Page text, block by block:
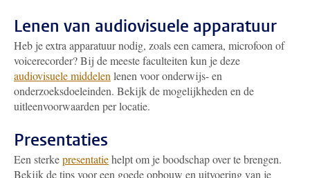
Lenen van audiovisuele apparatuur
Heb je extra apparatuur nodig, zoals een camera, microfoon of
voicerecorder? Bij de meeste faculteiten kun je deze
audiovisuele middelen lenen voor onderwijs- en
onderzoeksdoeleinden. Bekijk de mogelijkheden en de
uitleenvoorwaarden per locatie.
Presentaties
Een sterkepresentatiehelpt om je boodschap over te brengen.
Bekijk de tips voor een goede opbouw en uitvoering van je